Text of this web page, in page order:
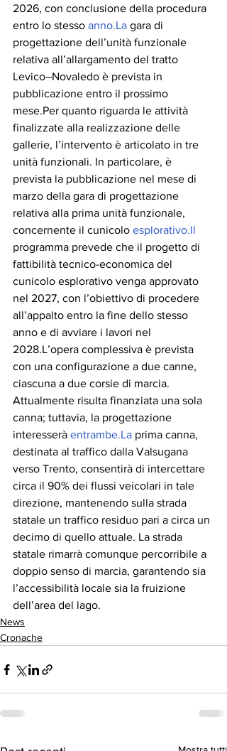
2026, con conclusione della procedura
entro lo stesso anno.La gara di
progettazione dell’unità funzionale
relativa all’allargamento del tratto
Levico–Novaledo è prevista in
pubblicazione entro il prossimo
mese.Per quanto riguarda le attività
finalizzate alla realizzazione delle
gallerie, l’intervento è articolato in tre
unità funzionali. In particolare, è
prevista la pubblicazione nel mese di
marzo della gara di progettazione
relativa alla prima unità funzionale,
concernente il cunicolo esplorativo.Il
programma prevede che il progetto di
fattibilità tecnico-economica del
cunicolo esplorativo venga approvato
nel 2027, con l’obiettivo di procedere
all’appalto entro la fine dello stesso
anno e di avviare i lavori nel
2028.L’opera complessiva è prevista
con una configurazione a due canne,
ciascuna a due corsie di marcia.
Attualmente risulta finanziata una sola
canna; tuttavia, la progettazione
interesserà entrambe.La prima canna,
destinata al traffico dalla Valsugana
verso Trento, consentirà di intercettare
circa il 90% dei flussi veicolari in tale
direzione, mantenendo sulla strada
statale un traffico residuo pari a circa un
decimo di quello attuale. La strada
statale rimarrà comunque percorribile a
doppio senso di marcia, garantendo sia
l’accessibilità locale sia la fruizione
dell’area del lago.
News
Cronache